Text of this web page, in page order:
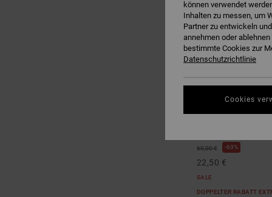
Baseline
60,00 € 63%
22,50 €
SALE
DOPPELTER RABATT
können verwendet
Inhalten zu messen, um
Partner zu entwickeln
annehmen oder
bestimmte Cookies zur
Datenschutzrichtlinie
Cookies